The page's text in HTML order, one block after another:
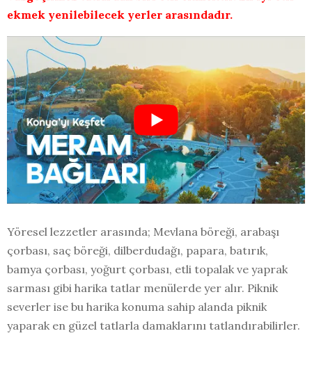
ekmek yenilebilecek yerler arasındadır.
Yöresel lezzetler arasında; Mevlana böreği, arabaşı
çorbası, saç böreği, dilberdudağı, papara, batırık,
bamya çorbası, yoğurt çorbası, etli topalak ve yaprak
sarması gibi harika tatlar menülerde yer alır. Piknik
severler ise bu harika konuma sahip alanda piknik
yaparak en güzel tatlarla damaklarını tatlandırabilirler.